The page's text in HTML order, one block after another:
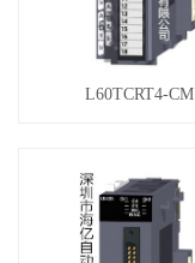
L60TCRT4-CM